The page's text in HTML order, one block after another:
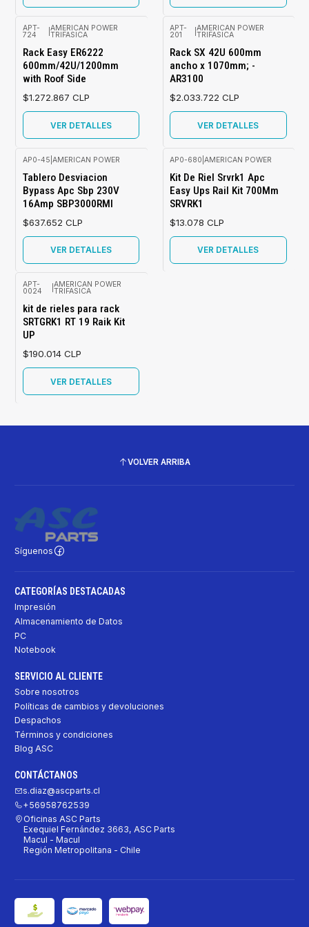
Agotado
APT-
724
AMERICAN POWER
TRIFASICA
Rack Easy ER6222
600mm/42U/1200mm
with Roof Side
$1.272.867 CLP
VER DETALLES
Agotado
APT-
201 |AMERICAN POWER
TRIFASICA
Rack SX 42U 600mm
ancho x 1070mm; -
AR3100
$2.033.722 CLP
VER DETALLES
AP0-45 AMERICAN POWER
Tablero Desviacion
Bypass Apc Sbp 230V
16Amp SBP3000RMI
$637.652 CLP
VER DETALLES
AP0-680 AMERICAN POWER
Kit De Riel Srvrk1 Apc
Easy Ups Rail Kit 700Mm
SRVRK1
$13.078 CLP
VER DETALLES
Agotado
APT-
0024
AMERICAN POWER
TRIFASICA
kit de rieles para rack
SRTGRK1 RT 19 Raik Kit
UP
$190.014 CLP
VER DETALLES
VOLVER ARRIBA
Síguenos
CATEGORÍAS DESTACADAS
Impresión
Almacenamiento de Datos
PC
Notebook
SERVICIO AL CLIENTE
Sobre nosotros
Políticas de cambios y devoluciones
Despachos
Términos y condiciones
Blog ASC
CONTÁCTANOS
s.diaz@ascparts.cl
+56958762539
Oficinas ASC Parts
Exequiel Fernández 3663, ASC Parts
Macul - Macul
Región Metropolitana - Chile